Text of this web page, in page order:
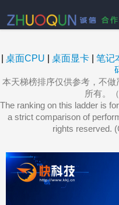
桌面CPU 桌面显卡| 笔记
本天梯榜排序仅供参考，不
所有。
The ranking on this ladder is
a strict comparison of
rights reserved.